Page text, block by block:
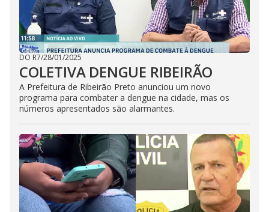
DO R7/28/01/2025
COLETIVA DENGUE RIBEIRÃO
A Prefeitura de Ribeirão Preto anunciou um novo
programa para combater a dengue na cidade, mas os
números apresentados são alarmantes.